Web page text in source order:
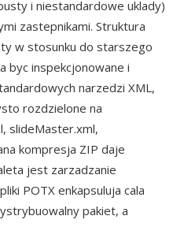
i niestandardowe uklady)
zastepnikami. Struktura
w stosunku do starszego
byc inspekcjonowane i
narzedzi XML,
rozdzielone na
slideMaster.xml,
kompresja ZIP daje
jest zarzadzanie
POTX enkapsuluja cala
pakiet, a